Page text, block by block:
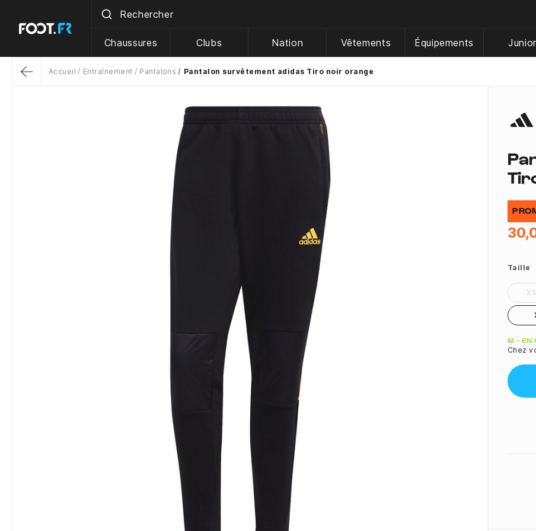
Chaussures Clubs Nation Vêtements Équipements Junior
Accueil Entraînement Pantalons Pantalon survêtement adidas Tiro noir orange
Taille
XS
M - EN
Chez